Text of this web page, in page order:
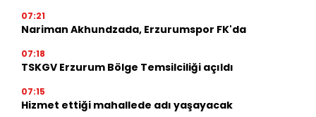
07:21
Nariman Akhundzada, Erzurumspor FK'da
07:18
TSKGV Erzurum Bölge Temsilciliği açıldı
07:15
Hizmet ettiği mahallede adı yaşayacak